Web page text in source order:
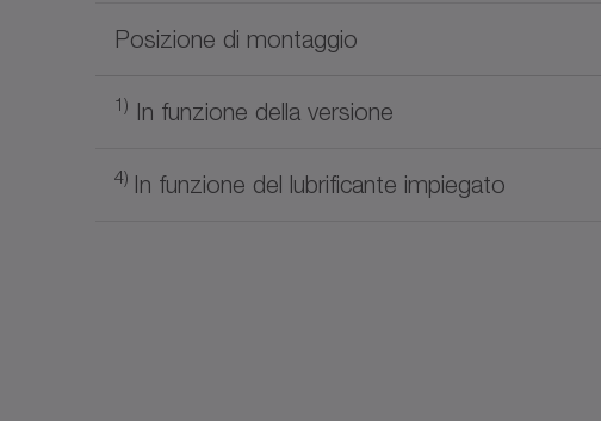
Posizione di montaggio
1) In funzione della versione
4) In funzione del lubrificante impiegato